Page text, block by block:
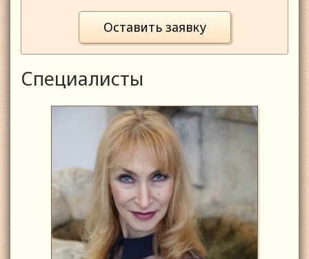
Оставить заявку
Специалисты